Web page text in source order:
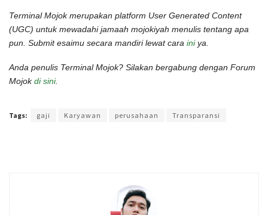
Terminal Mojok merupakan platform User Generated Content
(UGC) untuk mewadahi jamaah mojokiyah menulis tentang apa
pun. Submit esaimu secara mandiri lewat cara iniya.
Anda penulis Terminal Mojok? Silakan bergabung dengan Forum
Mojokdi sini.
Tags: gaji Karyawan perusahaan Transparansi